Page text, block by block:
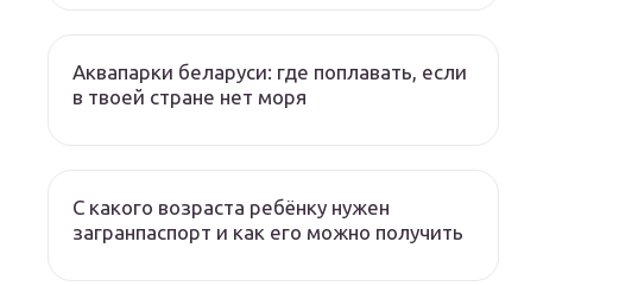
Аквапарки беларуси: где поплавать, если
в твоей стране нет моря
С какого возраста ребёнку нужен
загранпаспорт и как его можно получить